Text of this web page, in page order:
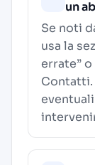
un
Se noti
usa la
errate”
Contatti